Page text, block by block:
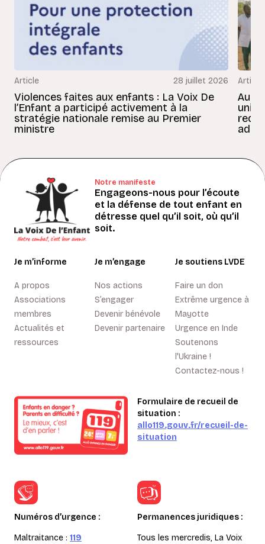
Article 28 juillet 2026
Violences faites aux enfants : La Voix De
l’Enfant a participé activement à la
stratégie nationale remise au Premier
ministre
Article
Au
Notre manifeste
Engageons-nous pour l’écoute
et la défense de tout enfant en
détresse quel qu’il soit, où qu’il
soit.
Je m’informe
A propos
Associations
membres
Actualités et
ressources
Je m’engage
Nos actions
S’engager
Devenir bénévole
Devenir partenaire
Je soutiens LVDE
Faire un don
Extrême urgence à
Mayotte
Urgence en Inde
Soutenons
l'Ukraine !
Contactez-nous !
Formulaire de recueil de
situation :
allo119.gouv.fr/recueil-de-
situation
Numéros d’urgence :
Maltraitance : 119
Permanences juridiques :
Tous les mercredis, La Voix